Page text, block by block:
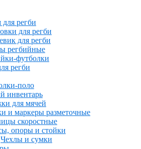
регби
для регби
для регби
регбийные
футболки
регби
поло
инвентарь
для мячей
и маркеры разметочные
скоростные
опоры и стойки
Чехлы и сумки